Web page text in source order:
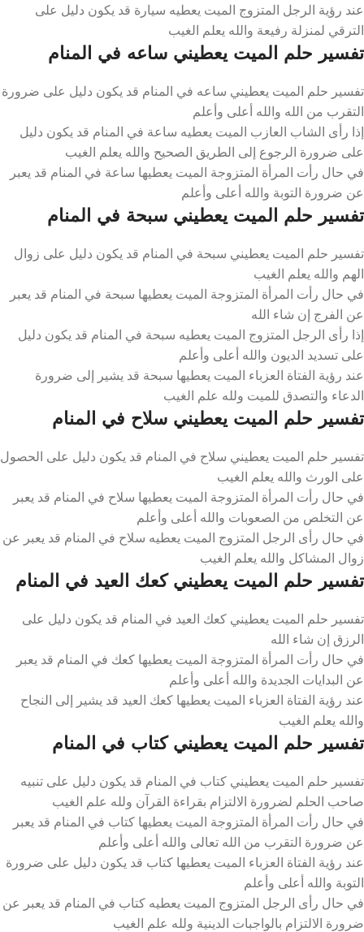
عند رؤية الرجل المتزوج الميت يعطيه سيارة قد يكون دليل على
الترقي لمنزلة رفيعة والله يعلم الغيب
تفسير حلم الميت يعطيني ساعه في المنام
تفسير حلم الميت يعطيني ساعه في المنام قد يكون دليل على ضرورة
التقرب من الله والله أعلى وأعلم
إذا رأى الشاب العازب الميت يعطيه ساعة في المنام قد يكون دليل
على ضرورة الرجوع إلى الطريق الصحيح والله يعلم الغيب
في حال رأت المرأة المتزوجة الميت يعطيها ساعة في المنام قد يعبر
عن ضرورة التوبة والله أعلى وأعلم
تفسير حلم الميت يعطيني سبحة في المنام
تفسير حلم الميت يعطيني سبحة في المنام قد يكون دليل على زوال
الهم والله يعلم الغيب
في حال رأت المرأة المتزوجة الميت يعطيها سبحة في المنام قد يعبر
عن الفرج إن شاء الله
إذا رأى الرجل المتزوج الميت يعطيه سبحة في المنام قد يكون دليل
على تسديد الديون والله أعلى وأعلم
عند رؤية الفتاة العزباء الميت يعطيها سبحة قد يشير إلى ضرورة
الدعاء والتصدق للميت ولله علم الغيب
تفسير حلم الميت يعطيني سلاح في المنام
تفسير حلم الميت يعطيني سلاح في المنام قد يكون دليل على الحصول
على الورث والله يعلم الغيب
في حال رأت المرأة المتزوجة الميت يعطيها سلاح في المنام قد يعبر
عن التخلص من الصعوبات والله أعلى وأعلم
في حال رأى الرجل المتزوج الميت يعطيه سلاح في المنام قد يعبر عن
زوال المشاكل والله يعلم الغيب
تفسير حلم الميت يعطيني كعك العيد في المنام
تفسير حلم الميت يعطيني كعك العيد في المنام قد يكون دليل على
الرزق إن شاء الله
في حال رأت المرأة المتزوجة الميت يعطيها كعك في المنام قد يعبر
عن البدايات الجديدة والله أعلى وأعلم
عند رؤية الفتاة العزباء الميت يعطيها كعك العيد قد يشير إلى النجاح
والله يعلم الغيب
تفسير حلم الميت يعطيني كتاب في المنام
تفسير حلم الميت يعطيني كتاب في المنام قد يكون دليل على تنبيه
صاحب الحلم لضرورة الالتزام بقراءة القرآن ولله علم الغيب
في حال رأت المرأة المتزوجة الميت يعطيها كتاب في المنام قد يعبر
عن ضرورة التقرب من الله تعالى والله أعلى وأعلم
عند رؤية الفتاة العزباء الميت يعطيها كتاب قد يكون دليل على ضرورة
التوبة والله أعلى وأعلم
في حال رأى الرجل المتزوج الميت يعطيه كتاب في المنام قد يعبر عن
ضرورة الالتزام بالواجبات الدينية ولله علم الغيب